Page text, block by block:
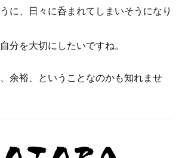
に、日々に呑まれてしまいそうになり
分を大切にしたいですね。
余裕、ということなのかも知れませ